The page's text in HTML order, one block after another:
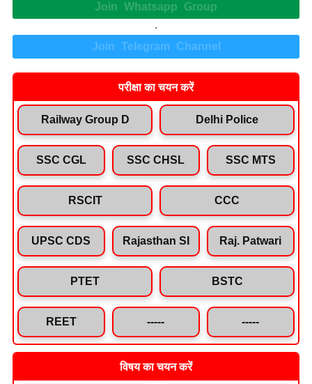
Join Whatsapp Group
.
Join Telegram Channel
परीक्षा का चयन करें
Railway Group D Delhi Police
SSC CGL SSC CHSL SSC MTS
RSCIT CCC
UPSC CDS Rajasthan SI Raj. Patwari
PTET BSTC
REET ----- -----
विषय का चयन करें